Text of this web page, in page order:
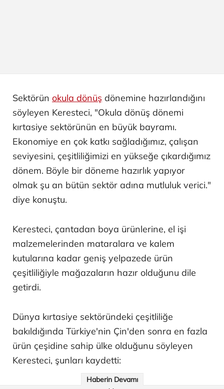
Sektörün okula dönüş dönemine hazırlandığını
söyleyen Keresteci, "Okula dönüş dönemi
kırtasiye sektörünün en büyük bayramı.
Ekonomiye en çok katkı sağladığımız, çalışan
seviyesini, çeşitliliğimizi en yükseğe çıkardığımız
dönem. Böyle bir döneme hazırlık yapıyor
olmak şu an bütün sektör adına mutluluk verici."
diye konuştu.
Keresteci, çantadan boya ürünlerine, el işi
malzemelerinden mataralara ve kalem
kutularına kadar geniş yelpazede ürün
çeşitliliğiyle mağazaların hazır olduğunu dile
getirdi.
Dünya kırtasiye sektöründeki çeşitliliğe
bakıldığında Türkiye'nin Çin'den sonra en fazla
ürün çeşidine sahip ülke olduğunu söyleyen
Keresteci, şunları kaydetti:
Haberin Devamı